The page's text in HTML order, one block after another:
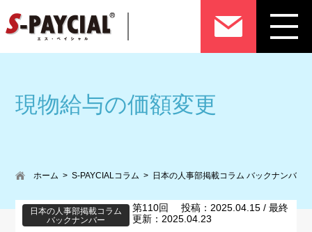
現物給与の価額変更
ホーム S-PAYCIALコラム 日本の人事部掲載コラム バックナンバー
日本の人事部掲載コラム
バックナンバー
第110回 投稿：2025.04.15 / 最終
更新：2025.04.23